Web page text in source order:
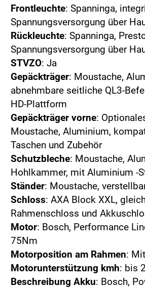
Frontleuchte: Spanninga,
Spannungsversorgung über
Rückleuchte: Spanninga,
Spannungsversorgung über
STVZO: Ja
Gepäckträger: Moustache,
abnehmbare seitliche QL3-
HD-Plattform
Gepäckträger vorne:
Moustache, Aluminium,
Taschen und Zubehör
Schutzbleche: Moustache,
Hohlkammer, mit Aluminium -
Ständer: Moustache,
Schloss: AXA Block XXL,
Rahmenschloss und
Motor: Bosch, Performance
75Nm
Motorposition am Rahmen:
Motorunterstützung kmh: bis
Beschreibung Akku: Bosch,